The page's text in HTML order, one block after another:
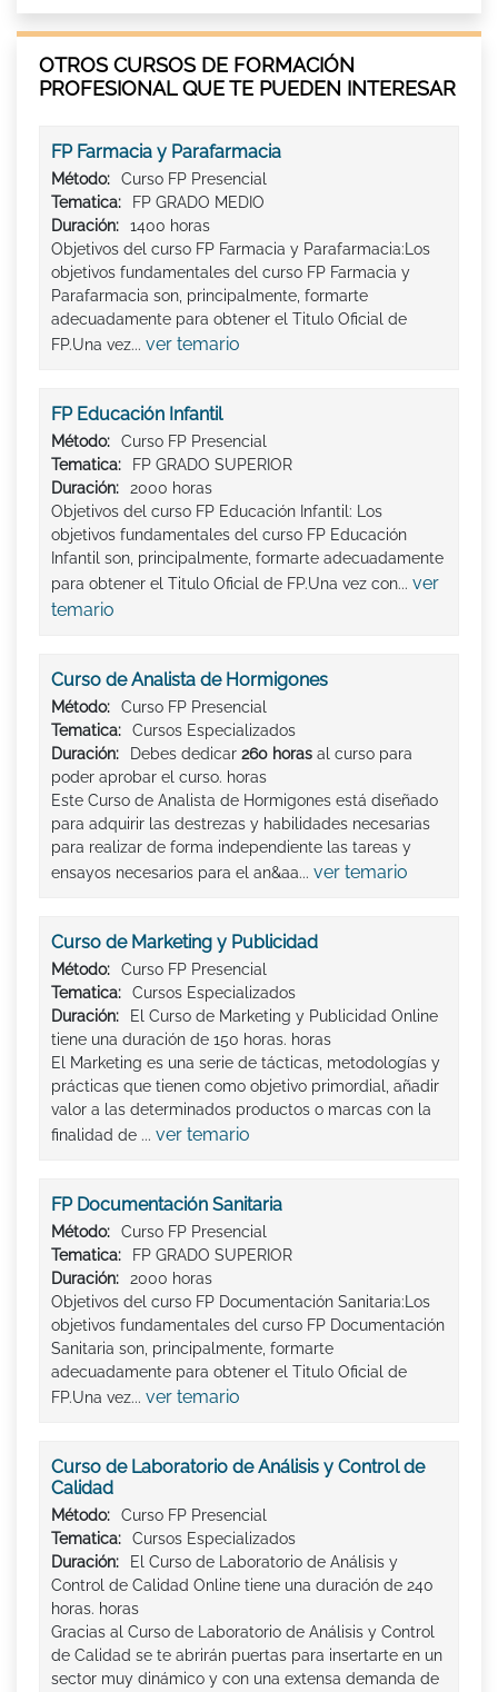
OTROS CURSOS DE FORMACIÓN
PROFESIONAL QUE TE PUEDEN INTERESAR
FP Farmacia y Parafarmacia
Método:
Curso FP Presencial
Tematica:
FP GRADO MEDIO
Duración:
1400 horas
Objetivos del curso FP Farmacia y Parafarmacia:Los
objetivos fundamentales del curso FP Farmacia y
Parafarmacia son, principalmente, formarte
adecuadamente para obtener el Titulo Oficial de
FP.Una vez... ver temario
FP Educación Infantil
Método:
Curso FP Presencial
Tematica:
FP GRADO SUPERIOR
Duración:
2000 horas
Objetivos del curso FP Educación Infantil: Los
objetivos fundamentales del curso FP Educación
Infantil son, principalmente, formarte adecuadamente
para obtener el Titulo Oficial de FP.Una vez con... ver
temario
Curso de Analista de Hormigones
Método:
Curso FP Presencial
Tematica:
Cursos Especializados
Duración:
Debes dedicar 260 horas al curso para
poder aprobar el curso. horas
Este Curso de Analista de Hormigones está diseñado
para adquirir las destrezas y habilidades necesarias
para realizar de forma independiente las tareas y
ensayos necesarios para el an&aa... ver temario
Curso de Marketing y Publicidad
Método:
Curso FP Presencial
Tematica:
Cursos Especializados
Duración:
El Curso de Marketing y Publicidad Online
tiene una duración de 150 horas. horas
El Marketing es una serie de tácticas, metodologías y
prácticas que tienen como objetivo primordial, añadir
valor a las determinados productos o marcas con la
finalidad de ... ver temario
FP Documentación Sanitaria
Método:
Curso FP Presencial
Tematica:
FP GRADO SUPERIOR
Duración:
2000 horas
Objetivos del curso FP Documentación Sanitaria:Los
objetivos fundamentales del curso FP Documentación
Sanitaria son, principalmente, formarte
adecuadamente para obtener el Titulo Oficial de
FP.Una vez... ver temario
Curso de Laboratorio de Análisis y Control de
Calidad
Método:
Curso FP Presencial
Tematica:
Cursos Especializados
Duración:
El Curso de Laboratorio de Análisis y
Control de Calidad Online tiene una duración de 240
horas. horas
Gracias al Curso de Laboratorio de Análisis y Control
de Calidad se te abrirán puertas para insertarte en un
sector muy dinámico y con una extensa demanda de